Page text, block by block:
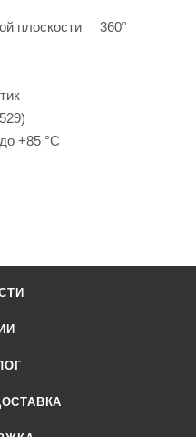
плоскости 360°
+85 °C